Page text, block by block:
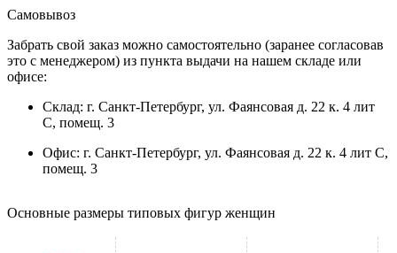
Самовывоз
Забрать свой заказ можно самостоятельно (заранее согласовав
это с менеджером) из пункта выдачи на нашем складе или
офисе:
Склад: г. Санкт-Петербург, ул. Фаянсовая д. 22 к. 4 лит
С, помещ. 3
Офис: г. Санкт-Петербург, ул. Фаянсовая д. 22 к. 4 лит С,
помещ. 3
Основные размеры типовых фигур женщин